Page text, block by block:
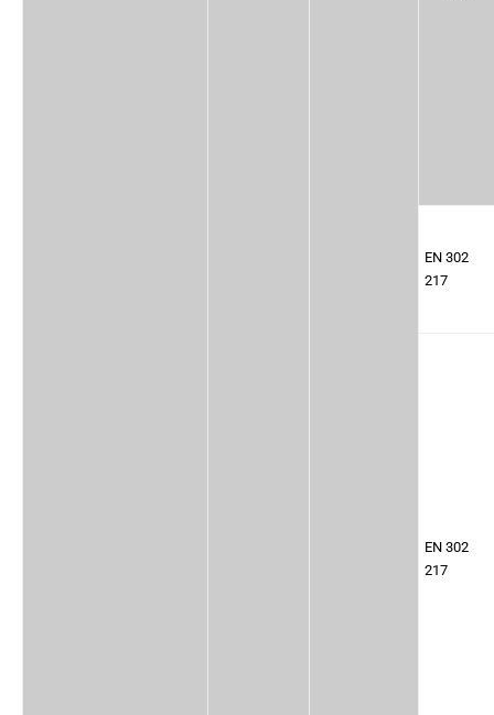
EN 302
217
EN 302
217